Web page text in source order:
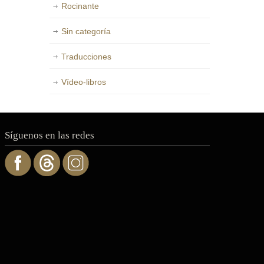
Rocinante
Sin categoría
Traducciones
Vídeo-libros
Síguenos en las redes